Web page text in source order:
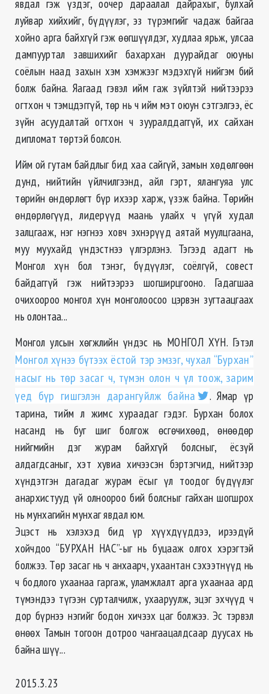
явдал гэж үздэг, оочер дараалал дайрахыг, булхай
луйвар хийхийг, бүдүүлэг, эз түрэмгийг чадаж байгаа
хойно арга байхгүй гэж өөгшүүлдэг, худлаа ярьж, улсаа
дампууртал завшихийг бахархан дуурайдаг оюуны
соёлын наад захын хэм хэмжээг мэдэхгүй нийгэм бий
болж байна. Яагаад гэвэл ийм гаж зүйлтэй нийтээрээ
огтхон ч тэмцдэггүй, төр нь ч ийм мэт оюун сэтгэлгээ, ёс
зүйн асуудалтай огтхон ч зууралддаггүй, их сайхан
дипломат төртэй болсон.
Ийм ой гутам байдлыг бид хаа сайгүй, замын хөдөлгөөн
дунд, нийтийн үйлчилгээнд, айл гэрт, ялангуяа улс
төрийн өндөрлөгт бүр ихээр харж, үзэж байна. Төрийн
өндөрлөгүүд, лидерүүд маань улайх ч үгүй худал
залцгааж, нэг нэгнээ ховч эхнэрүүд аятай муулцгаана,
муу муухайд үндэстнээ үлгэрлэнэ. Тэгээд адагт нь
Монгол хүн бол тэнэг, бүдүүлэг, соёлгүй, совест
байдаггүй гэж нийтээрээ шогширцгооно. Гадагшаа
очихоороо монгол хүн монголоосоо цэрвэн зугтаацгаах
нь олонтаа...
Монгол улсын хөгжлийн үндэс нь МОНГОЛ ХҮН. Гэтэл
Монгол хүнээ бүтээх ёстой тэр эмзэг, чухал “Бурхан”
насыг нь төр засаг ч, түмэн олон ч үл тоож, зарим
үед бүр гишгэлэн дарангуйлж байна
. Ямар үр
тарина, тийм л жимс хураадаг гэдэг. Бурхан болох
насанд нь буг шиг болгож өсгөчихөөд, өнөөдөр
нийгмийн дэг журам байхгүй болсныг, ёсзүй
алдагдсаныг, хэт хувиа хичээсэн бэртэгчид, нийтээр
хүндэтгэн дагадаг журам ёсыг үл тоодог бүдүүлэг
анархистууд үй олноороо бий болсныг гайхан шогшрох
нь мунхагийн мунхаг явдал юм.
Эцэст нь хэлэхэд бид үр хүүхдүүддээ, ирээдүй
хойчдоо “БУРХАН НАС”-ыг нь буцааж олгох хэрэгтэй
болжээ. Төр засаг нь ч анхаарч, ухаантан сэхээтнүүд нь
ч бодлого ухаанаа гаргаж, уламжлалт арга ухаанаа ард
түмэндээ түгээн сурталчилж, ухааруулж, эцэг эхчүүд ч
дор бүрнээ нэгийг бодон хичээх цаг болжээ. Эс тэрвэл
өнөөх Тамын тогоон дотроо чангаацалдсаар дуусах нь
байна шүү...
2015.3.23